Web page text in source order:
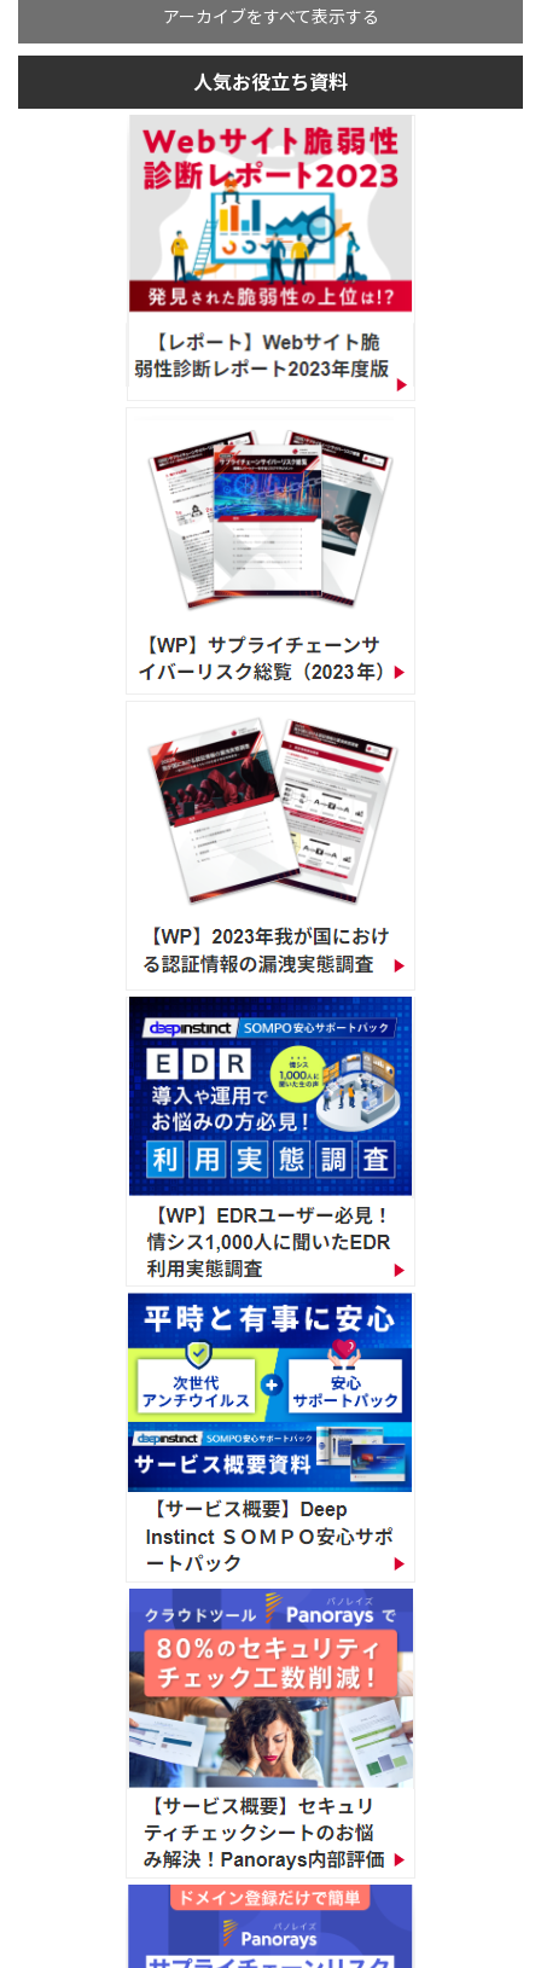
アーカイブをすべて表示する
人気お役立ち資料